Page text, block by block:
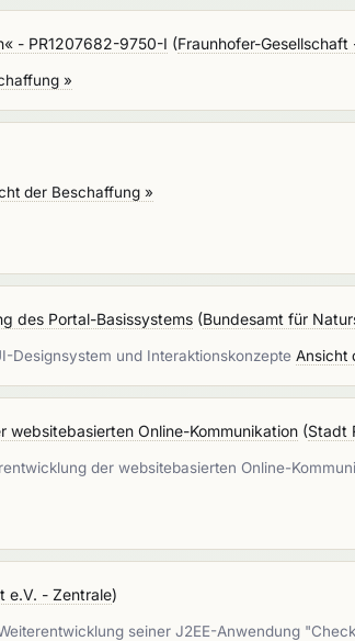
- PR1207682-9750-I (Fraunhofer-Gesellschaft
»
der Beschaffung »
des Portal-Basissystems (Bundesamt für
Designsystem und Interaktionskonzepte Ansicht
Online-Kommunikation (Stadt
der websitebasierten Online-
e.V. - Zentrale)
seiner J2EE-Anwendung